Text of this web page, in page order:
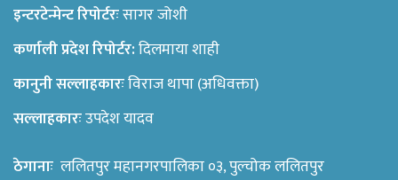
इन्टरटेन्मेन्ट रिपोर्टरःसागर जोशी
कर्णाली प्रदेश रिपोर्टर:दिलमाया शाही
कानुनी सल्लाहकारःविराज थापा (अधिवक्ता)
सल्लाहकारःउपदेश यादव
ठेगानाः ललितपुर महानगरपालिका ०३, पुल्चोक ललितपुर